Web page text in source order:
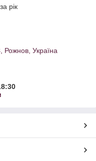
рік
Рожнов, Україна